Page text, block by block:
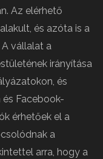
Az elérhető
és azóta is a
vállalat a
irányítása
és
Facebook-
érhetőek el a
a
arra, hogy a